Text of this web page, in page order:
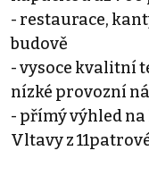
- restaurace,
budově
- vysoce kvalitní
nízké provozní
- přímý výhled
Vltavy z